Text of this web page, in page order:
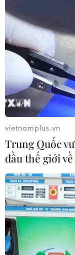
vietnamplus.vn
Trung Quốc
đầu thế giới